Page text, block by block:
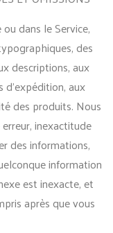
dans le Service,
des
descriptions, aux
aux
des produits. Nous
inexactitude
des informations,
information
est inexacte, et
après que vous